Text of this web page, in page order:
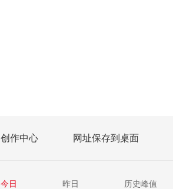
创作中心 网址保存到桌面
今日 昨日 历史峰值